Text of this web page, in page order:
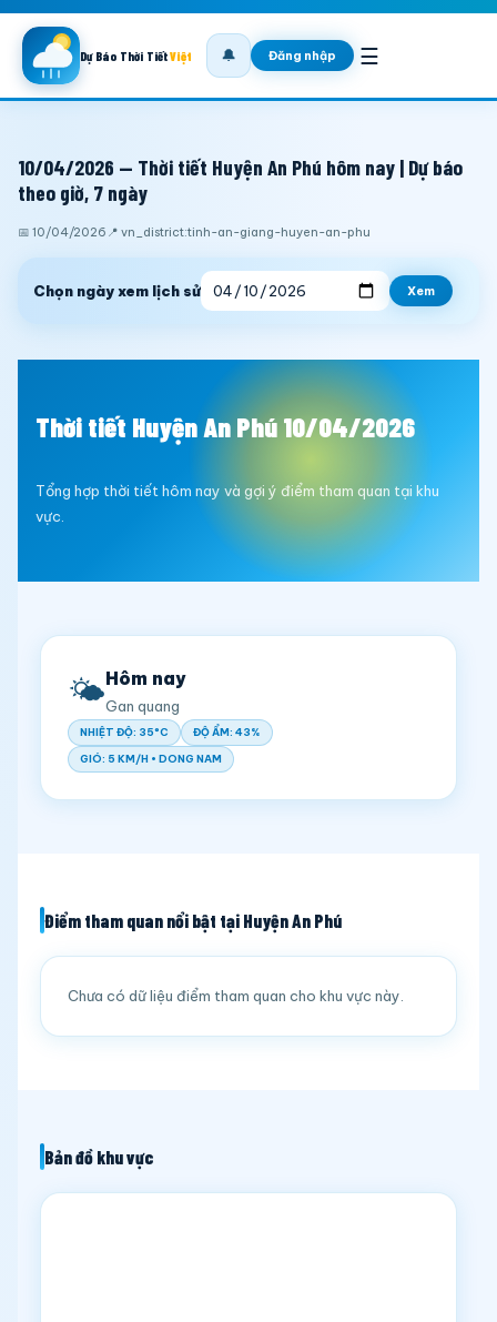
Dự Báo Thời TiếtViệt 🔔 Đăng nhập ☰
10/04/2026 — Thời tiết Huyện An Phú hôm nay | Dự báo
theo giờ, 7 ngày
📅 10/04/2026 📍 vn_district:tinh-an-giang-huyen-an-phu
Chọn ngày xem lịch sử Xem
Thời tiết Huyện An Phú 10/04/2026
Tổng hợp thời tiết hôm nay và gợi ý điểm tham quan tại khu
vực.
🌤️Hôm nay
Gan quang
NHIỆT ĐỘ: 35°C ĐỘ ẨM: 43%
GIÓ: 5 KM/H • DONG NAM
Điểm tham quan nổi bật tại Huyện An Phú
Chưa có dữ liệu điểm tham quan cho khu vực này.
Bản đồ khu vực